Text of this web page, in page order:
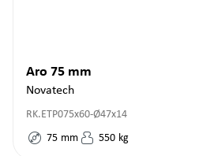
Aro 75 mm
Novatech
RK.ETP075x60-Ø47x14
75 mm 550 kg